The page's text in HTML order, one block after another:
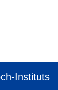
Instituts